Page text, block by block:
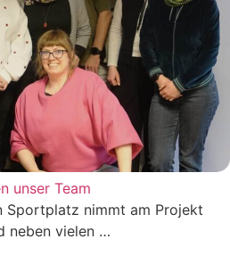
unser Team
Sportplatz nimmt am Projekt
neben vielen …